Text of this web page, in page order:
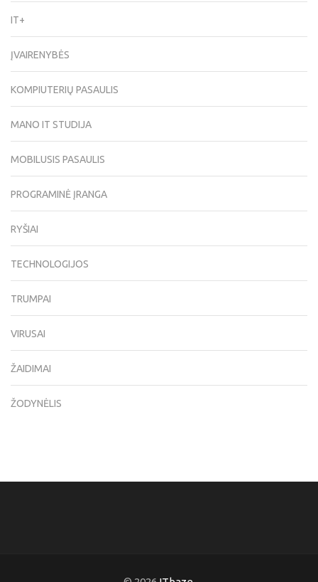
IT+
ĮVAIRENYBĖS
KOMPIUTERIŲ PASAULIS
MANO IT STUDIJA
MOBILUSIS PASAULIS
PROGRAMINĖ ĮRANGA
RYŠIAI
TECHNOLOGIJOS
TRUMPAI
VIRUSAI
ŽAIDIMAI
ŽODYNĖLIS